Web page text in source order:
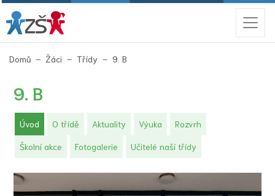
Domů Žáci Třídy 9. B
9. B
Úvod (aktuální)
O třídě Aktuality Výuka Rozvrh
Školní akce Fotogalerie Učitelé naší třídy